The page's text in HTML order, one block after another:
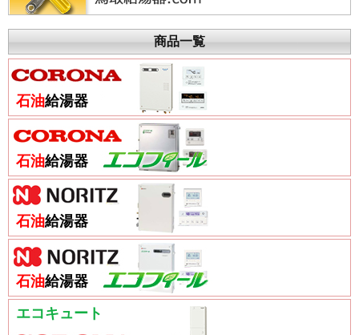
商品一覧
石油給湯器
石油給湯器
石油給湯器
石油給湯器
エコキュート